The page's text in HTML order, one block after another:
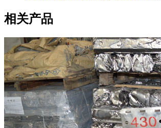
相关产品